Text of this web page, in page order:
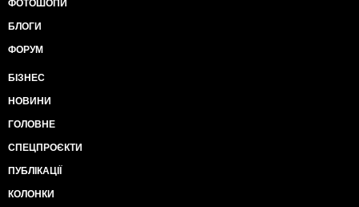
ФОТОШОПИ
БЛОГИ
ФОРУМ
БІЗНЕС
НОВИНИ
ГОЛОВНЕ
СПЕЦПРОЄКТИ
ПУБЛІКАЦІЇ
КОЛОНКИ